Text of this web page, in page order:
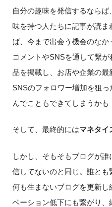
自分の趣味を発信するなら
味を持つ人たちに記事が読
ば、今まで出会う機会のな
コメントやSNSを通して繋
品を掲載し、お店や企業の
SNSのフォロワー増加を狙
んでこともできてしまうかも
そして、最終的にはマネタイ
しかし、そもそもブログが
信してないのと同じ。誰とも
何も生まないブログを更新
ベーション低下にも繋がり